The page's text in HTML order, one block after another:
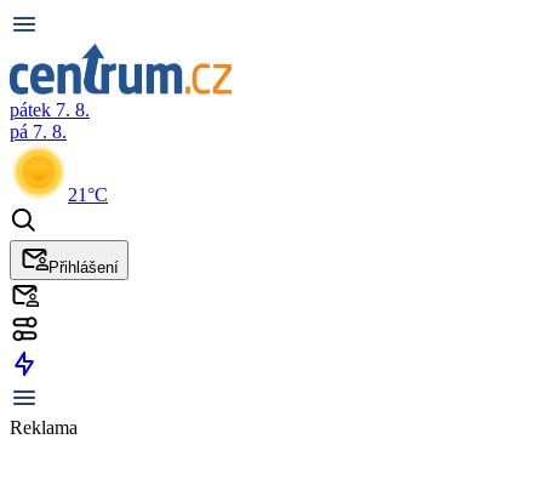
pátek 7. 8.
pá 7. 8.
21°C
Přihlášení
Reklama